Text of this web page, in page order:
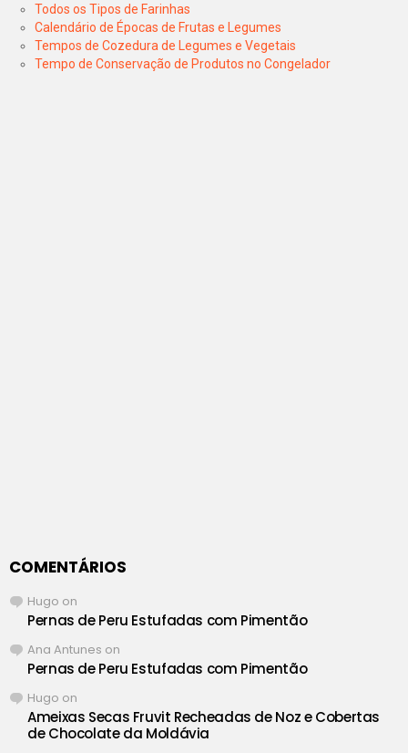
Todos os Tipos de Farinhas
Calendário de Épocas de Frutas e Legumes
Tempos de Cozedura de Legumes e Vegetais
Tempo de Conservação de Produtos no Congelador
COMENTÁRIOS
Hugo on
Pernas de Peru Estufadas com Pimentão
Ana Antunes on
Pernas de Peru Estufadas com Pimentão
Hugo on
Ameixas Secas Fruvit Recheadas de Noz e Cobertas
de Chocolate da Moldávia